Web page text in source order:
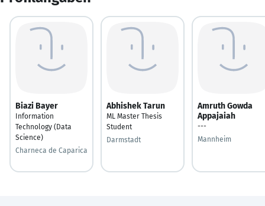
Biazi Bayer
Information
Technology (Data
Science)
Charneca de Caparica
Abhishek Tarun
ML Master Thesis
Student
Darmstadt
Amruth Gowda
Appajaiah
---
Mannheim